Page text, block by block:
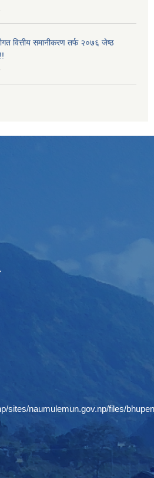
वित्तीय समानीकरण तर्फ २०७६ जेष्ठ
sites/naumulemun.gov.np/files/